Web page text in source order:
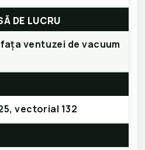
DE LUCRU
ventuzei de vacuum
vectorial 132